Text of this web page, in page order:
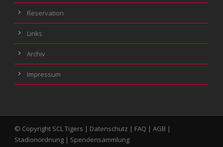
Reservation
Links
Archiv
Impressum
© Copyright SCL Tigers | Datenschutz | FAQ | AGB |
Stadionordnung | Spendensammlung